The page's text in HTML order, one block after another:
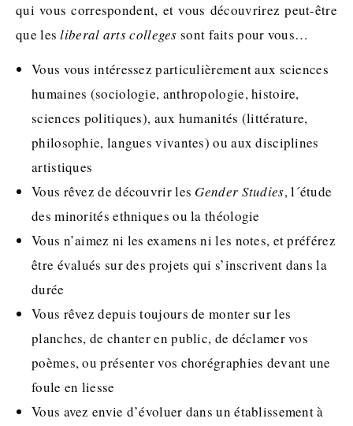
qui vous correspondent, et vous découvrirez peut-être
que lesliberal arts colleges sont faits pour vous…
Vous vous intéressez particulièrement aux sciences
humaines (sociologie, anthropologie, histoire,
sciences politiques), aux humanités (littérature,
philosophie, langues vivantes) ou aux disciplines
artistiques
Vous rêvez de découvrir les Gender Studies, l´étude
des minorités ethniques ou la théologie
Vous n’aimez ni les examens ni les notes, et préférez
être évalués sur des projets qui s’inscrivent dans la
durée
Vous rêvez depuis toujours de monter sur les
planches, de chanter en public, de déclamer vos
poèmes, ou présenter vos chorégraphies devant une
foule en liesse
Vous avez envie d’évoluer dans un établissement à